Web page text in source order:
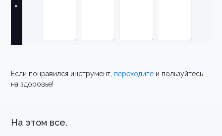
Если понравился инструмент, переходите и пользуйтесь
на здоровье!
На этом все.